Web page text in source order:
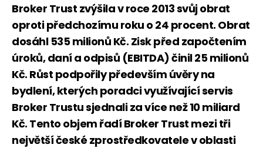
Broker Trust zvýšila v roce 2013 svůj obrat
oproti předchozímu roku o 24 procent. Obrat
dosáhl 535 milionů Kč. Zisk před započtením
úroků, daní a odpisů (EBITDA) činil 25 milionů
Kč. Růst podpořily především úvěry na
bydlení, kterých poradci využívající servis
Broker Trustu sjednali za více než 10 miliard
Kč. Tento objem řadí Broker Trust mezi tři
největší české zprostředkovatele v oblasti